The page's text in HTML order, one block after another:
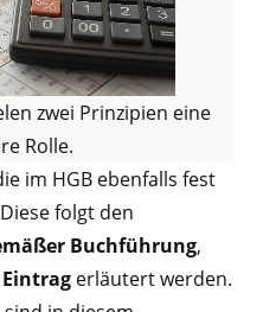
zwei Prinzipien eine
Rolle.
im HGB ebenfalls fest
folgt den
Buchführung,
erläutert werden.